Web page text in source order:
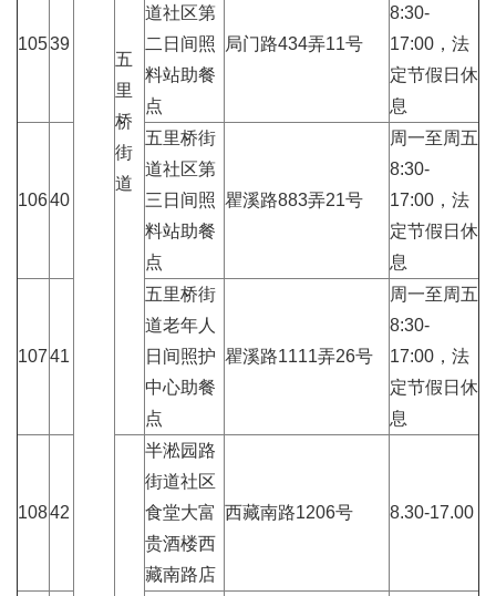
五
里
桥
街
道
10539
道社区第
二日间照
料站助餐
点
局门路434弄11号
8:30-
17:00，法
定节假日休
息
10640
五里桥街
道社区第
三日间照
料站助餐
点
瞿溪路883弄21号
周一至周五
8:30-
17:00，法
定节假日休
息
10741
五里桥街
道老年人
日间照护
中心助餐
点
瞿溪路1111弄26号
周一至周五
8:30-
17:00，法
定节假日休
息
10842
半淞园路
街道社区
食堂大富
贵酒楼西
藏南路店
西藏南路1206号 8.30-17.00